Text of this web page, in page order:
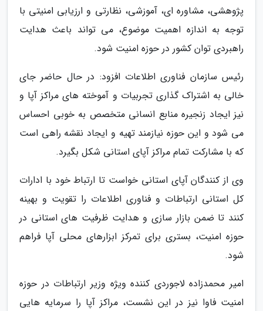
پژوهشی، مشاوره ای، آموزشی، نظارتی و ارزیابی امنیتی با
توجه به اندازه اهمیت موضوع، می تواند باعث هدایت
راهبردی توان کشور در حوزه امنیت شود.
رئیس سازمان فناوری اطلاعات افزود: در حال حاضر جای
خالی به اشتراک گذاری تجربیات و آموخته های مراکز آپا و
نیز ایجاد زنجیره منابع انسانی متخصص به خوبی احساس
می شود و این حوزه نیازمند تهیه و ایجاد نقشه راهی است
که با مشارکت تمام مراکز آپای استانی شکل بگیرد.
وی از کنندگان آپای استانی خواست تا ارتباط خود با ادارات
کل استانی ارتباطات و فناوری اطلاعات را تقویت و بهینه
کنند تا ضمن بازار سازی و هدایت ظرفیت های استانی در
حوزه امنیت، بستری برای تمرکز ابزارهای محلی آپا فراهم
شود.
امیر محمدزاده لاجوردی کننده ویژه وزیر ارتباطات در حوزه
امنیت فاوا نیز در این نشست، مراکز آپا را سرمایه هایی